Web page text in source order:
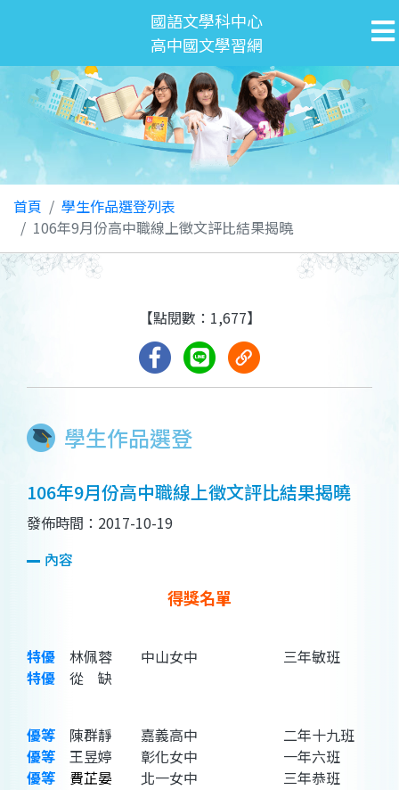
國語文學科中心
高中國文學習網
首頁
學生作品選登列表
106年9月份高中職線上徵文評比結果揭曉
學生作品選登
【點閱數：1,677】
106年9月份高中職線上徵文評比結果揭曉
發佈時間：2017-10-19
內容
得獎名單
特優 林佩蓉 中山女中 三年敏班
特優 從 缺
優等 陳群靜 嘉義高中 二年十九班
優等 王昱婷 彰化女中 一年六班
優等 費芷晏 北一女中 三年恭班